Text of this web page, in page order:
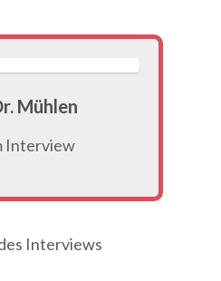
Mühlen
Interview
Interviews